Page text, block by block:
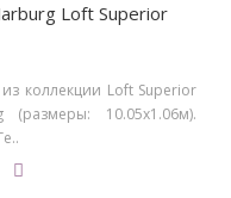
Loft Superior
коллекции Loft Superior
(размеры: 10.05х1.06м).